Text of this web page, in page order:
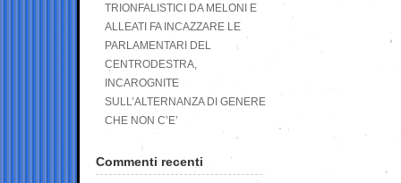
TRIONFALISTICI DA MELONI E
ALLEATI FA INCAZZARE LE
PARLAMENTARI DEL
CENTRODESTRA,
INCAROGNITE
SULL’ALTERNANZA DI GENERE
CHE NON C’E’
Commenti recenti